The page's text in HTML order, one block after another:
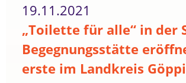
19.11.2021
„Toilette für alle“ in der
Begegnungsstätte
erste im Landkreis